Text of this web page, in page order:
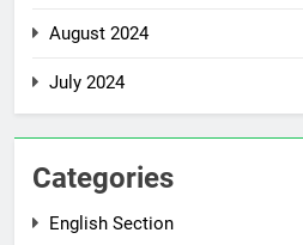
August 2024
July 2024
Categories
English Section